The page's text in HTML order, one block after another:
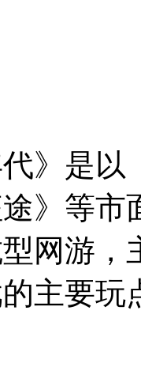
是以
途》等
网游，
主要